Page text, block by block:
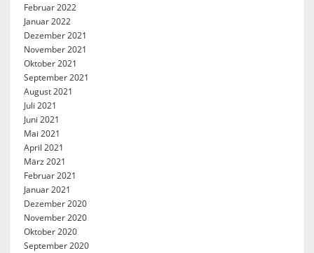
Februar 2022
Januar 2022
Dezember 2021
November 2021
Oktober 2021
September 2021
August 2021
Juli 2021
Juni 2021
Mai 2021
April 2021
März 2021
Februar 2021
Januar 2021
Dezember 2020
November 2020
Oktober 2020
September 2020